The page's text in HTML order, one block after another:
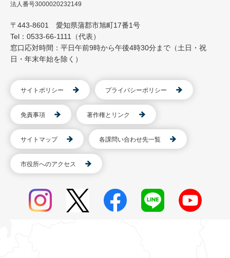
法人番号3000020232149
〒443-8601 愛知県蒲郡市旭町17番1号
Tel：0533-66-1111（代表）
窓口応対時間：平日午前9時から午後4時30分まで（土日・祝
日・年末年始を除く）
サイトポリシー プライバシーポリシー
免責事項 著作権とリンク
サイトマップ 各課問い合わせ先一覧
市役所へのアクセス